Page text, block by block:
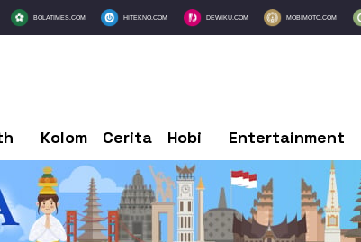
BOLATIMES.COM HITEKNO.COM DEWIKU.COM MOBIMOTO.COM
Kolom Cerita Hobi Entertainment